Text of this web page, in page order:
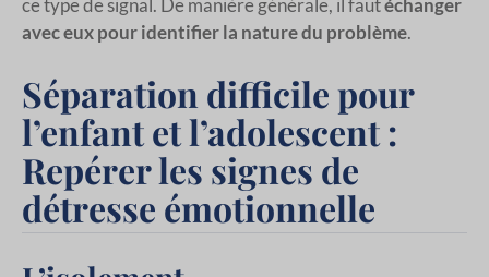
ce type de signal. De manière générale, il fautéchanger
avec eux pour identifier la nature du problème.
Séparation difficile pour
l’enfant et l’adolescent :
Repérer les signes de
détresse émotionnelle